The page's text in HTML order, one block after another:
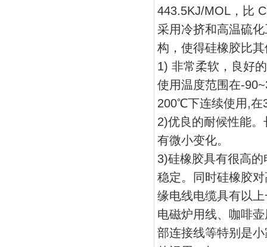
443.5KJ/MOL，比
采用冷挤和高温硫
构，使得硅橡胶比
1) 非常柔软，良好
使用温度范围在-
200℃下连续使用,在
2)优良的耐候性能
有微小变化。
3)硅橡胶具有很高
稳定。同时硅橡胶
缘电线电缆具有以
电磁炉用线、咖啡
部连接线等特别是